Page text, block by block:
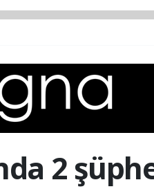
2